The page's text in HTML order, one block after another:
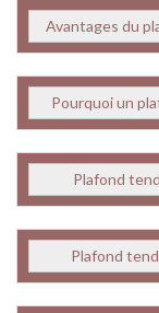
Avantages du
Pourquoi un
Plafond
Plafond